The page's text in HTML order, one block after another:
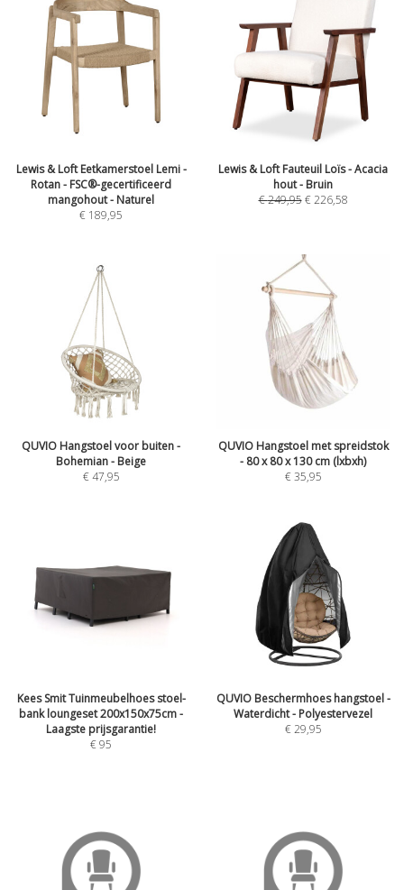
Lewis & Loft Eetkamerstoel Lemi -
Rotan - FSC®-gecertificeerd
mangohout - Naturel
€ 189,95
Lewis & Loft Fauteuil Loïs - Acacia
hout - Bruin
€249,95 €226,58
QUVIO Hangstoel voor buiten -
Bohemian - Beige
€47,95
QUVIO Hangstoel met spreidstok
- 80 x 80 x 130 cm (lxbxh)
€35,95
Kees Smit Tuinmeubelhoes stoel-
bank loungeset 200x150x75cm -
Laagste prijsgarantie!
€95
QUVIO Beschermhoes hangstoel -
Waterdicht - Polyestervezel
€29,95